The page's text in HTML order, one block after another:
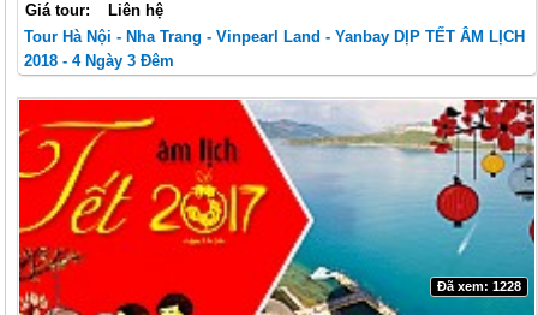
Giá tour:
Liên hệ
Tour Hà Nội - Nha Trang - Vinpearl Land - Yanbay DỊP TẾT ÂM LỊCH
2018 - 4 Ngày 3 Đêm
Đã xem: 1228